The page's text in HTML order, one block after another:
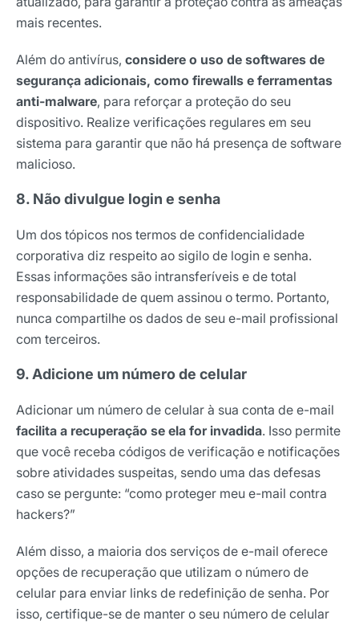
mais recentes.
Além do antivírus, considere o uso de softwares de
segurança adicionais, como firewalls e ferramentas
anti-malware, para reforçar a proteção do seu
dispositivo. Realize verificações regulares em seu
sistema para garantir que não há presença de software
malicioso.
8. Não divulgue login e senha
Um dos tópicos nos termos de confidencialidade
corporativa diz respeito ao sigilo de login e senha.
Essas informações são intransferíveis e de total
responsabilidade de quem assinou o termo. Portanto,
nunca compartilhe os dados de seu e-mail profissional
com terceiros.
9. Adicione um número de celular
Adicionar um número de celular à sua conta de e-mail
facilita a recuperação se ela for invadida. Isso permite
que você receba códigos de verificação e notificações
sobre atividades suspeitas, sendo uma das defesas
caso se pergunte: “como proteger meu e-mail contra
hackers?”
Além disso, a maioria dos serviços de e-mail oferece
opções de recuperação que utilizam o número de
celular para enviar links de redefinição de senha. Por
isso, certifique-se de manter o seu número de celular